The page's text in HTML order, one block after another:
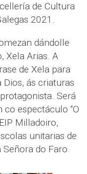
de Cultura
2021.
dándolle
Xela Arias. A
de Xela para
ás criaturas
Será
espectáculo “O
Milladoiro,
unitarias de
Señora do Faro.